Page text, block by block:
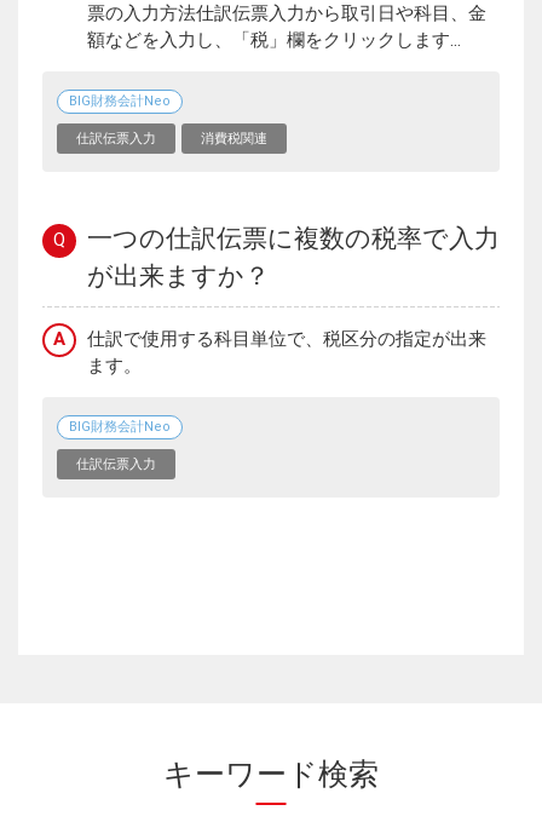
票の入力方法仕訳伝票入力から取引日や科目、金
額などを入力し、「税」欄をクリックします...
BIG財務会計Neo
仕訳伝票入力 消費税関連
Q
一つの仕訳伝票に複数の税率で入力
が出来ますか？
A
仕訳で使用する科目単位で、税区分の指定が出来
ます。
BIG財務会計Neo
仕訳伝票入力
キーワード検索